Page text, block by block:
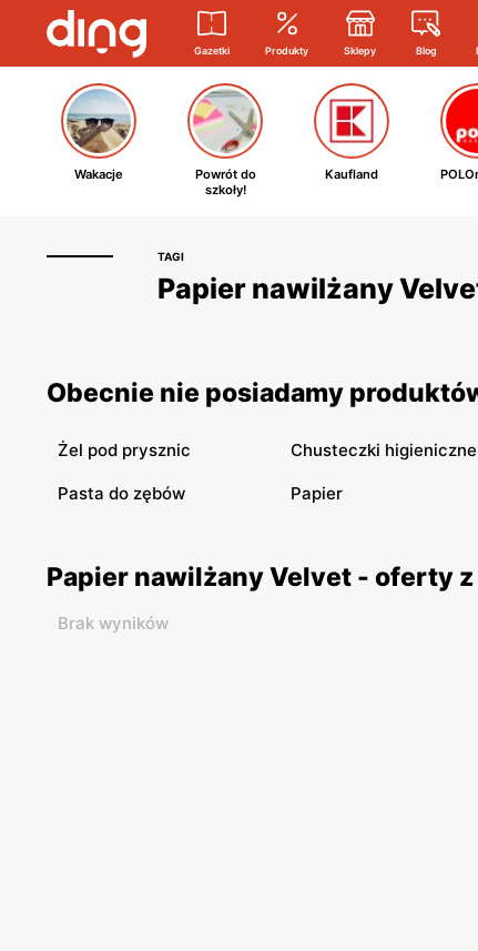
Gazetki Produkty Sklepy Blog
Wakacje
Powrót do
szkoły!
Kaufland
TAGI
Papier nawilżany
Obecnie nie posiadamy
Żel pod prysznic Chusteczki higieniczne
Pasta do zębów Papier
Papier nawilżany Velvet - oferty
Brak wyników